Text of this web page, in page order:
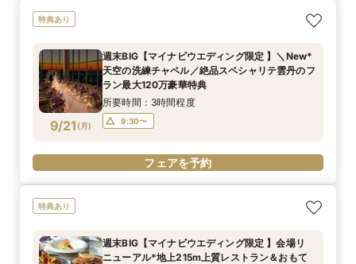
特典あり
9/21 (月)
週末BIG【マイナビウエディング限定 】＼New*
天空の洗練チャペル／絶品スペシャリテ雲丹のフ
ラン最大120万豪華特典
所要時間：3時間程度
9:30〜
フェアを予約
特典あり
週末BIG【マイナビウエディング限定 】会場リ
ニューアル*地上215m上質レストラン＆おもて